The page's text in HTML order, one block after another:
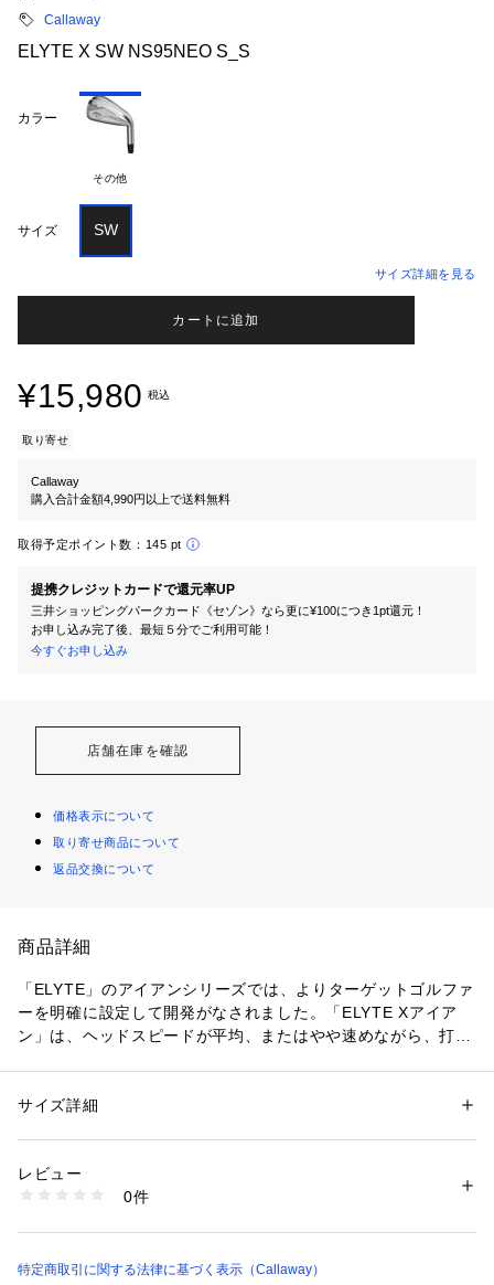
Callaway
ELYTE X SW NS95NEO S_S
カラー
その他
サイズ SW
サイズ詳細を見る
カートに追加
¥15,980 税込
取り寄せ
Callaway
購入合計金額4,990円以上で送料無料
取得予定ポイント数： 145 pt
提携クレジットカードで還元率UP
三井ショッピングパークカード《セゾン》なら更に¥100につき1pt還元！
お申し込み完了後、最短５分でご利用可能！
今すぐお申し込み
店舗在庫を確認
価格表示について
取り寄せ商品について
返品交換について
商品詳細
「ELYTE」のアイアンシリーズでは、よりターゲットゴルファ
ーを明確に設定して開発がなされました。「ELYTE Xアイア
ン」は、ヘッドスピードが平均、またはやや速めながら、打点
えて、より大きめのヘッドサイズとなっているところも特徴的
を進化させて採用。スピードフレームの貫通しているエリアの
形状を最適化したことで、ステンレススチールの衝撃を受け止
心地良いフィーリングは中空構造であることを忘れさせるほど
性別：メンズ
商品番号：
4L022301Q3006 （ショップ）
サイズ詳細
レビュー
0件
特定商取引に関する法律に基づく表示（Callaway）